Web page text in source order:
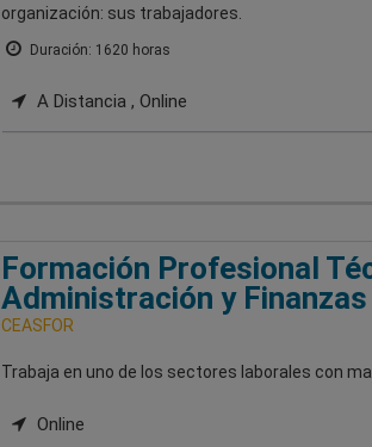
organización: sus trabajadores.
Duración: 1620 horas
A Distancia , Online
Formación Profesional
Administración y Finanzas
CEASFOR
Trabaja en uno de los sectores laborales con
Online